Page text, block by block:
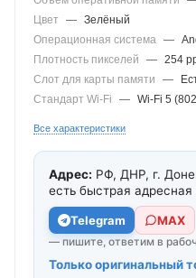
Цвет
— Зелёный
Операционная система —
Плотность пикселей
— 254
Слот для карты памяти
—
Стандарт Wi-Fi
— Wi-Fi 5
Все характеристики
Адрес: РФ, ДНР, г.
есть быстрая адресная
Telegram МАХ
— пишите, ответим в
Только оригинальный